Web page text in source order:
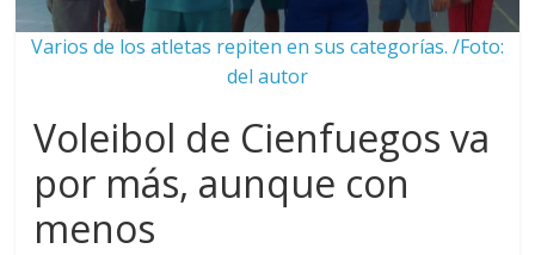
Varios de los atletas repiten en sus categorías. /Foto:
del autor
Voleibol de Cienfuegos va
por más, aunque con
menos